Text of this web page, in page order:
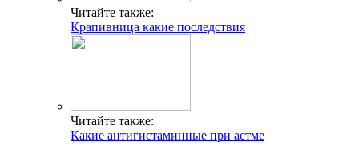
Читайте также:
Крапивница какие последствия
Читайте также:
Какие антигистаминные при астме